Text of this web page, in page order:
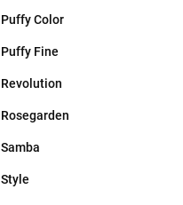
Puffy Color
Puffy Fine
Revolution
Rosegarden
Samba
Style